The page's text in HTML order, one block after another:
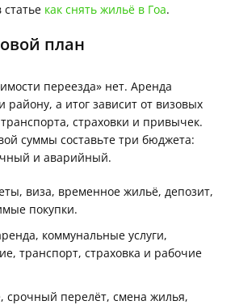
как снять жильё в Гоа.
план
переезда» нет. Аренда
району, а итог зависит от визовых
страховки и привычек.
суммы составьте три бюджета:
и аварийный.
виза, временное жильё, депозит,
покупки.
коммунальные услуги,
транспорт, страховка и рабочие
срочный перелёт, смена жилья,